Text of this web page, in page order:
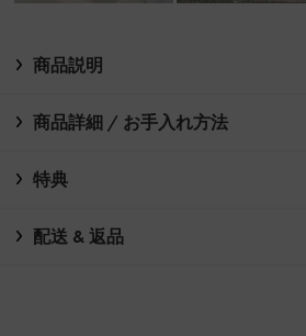
商品説明
商品詳細 / お手入れ方法
特典
配送 & 返品